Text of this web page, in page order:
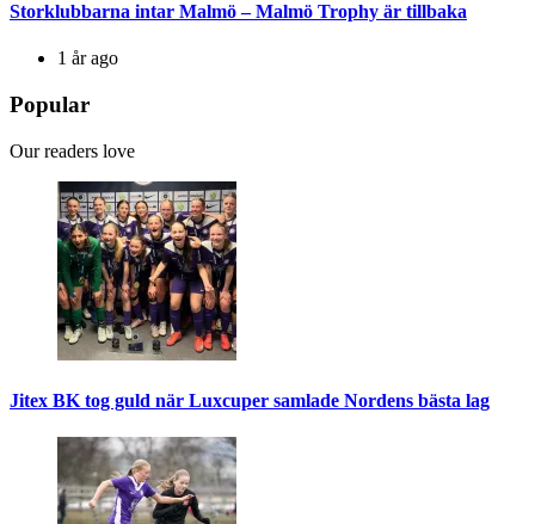
Storklubbarna intar Malmö – Malmö Trophy är tillbaka
1 år ago
Popular
Our readers love
Jitex BK tog guld när Luxcuper samlade Nordens bästa lag